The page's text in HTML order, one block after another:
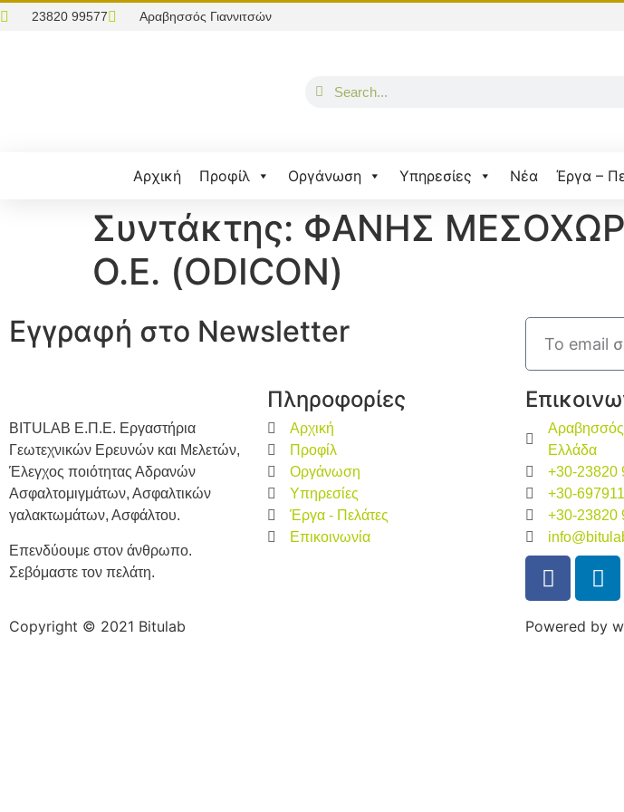
23820 99577 Αραβησσός Γιαννιτσών
Αρχική Προφίλ Οργάνωση Υπηρεσίες Νέα Έργα –
Συντάκτης: ΦΑΝΗΣ
Ο.Ε. (ODICON)
Εγγραφή στο Νewsletter
BITULAB Ε.Π.Ε. Εργαστήρια
Γεωτεχνικών Ερευνών και Μελετών,
Έλεγχος ποιότητας Αδρανών
Ασφαλτομιγμάτων, Ασφαλτικών
γαλακτωμάτων, Ασφάλτου.
Επενδύουμε στον άνθρωπο.
Σεβόμαστε τον πελάτη.
Πληροφορίες
Αρχική
Προφίλ
Οργάνωση
Υπηρεσίες
Έργα - Πελάτες
Επικοινωνία
Αραβησσός
Ελλάδα
+30-23820
+30-
+30-23820
Copyright © 2021 Bitulab Powered by